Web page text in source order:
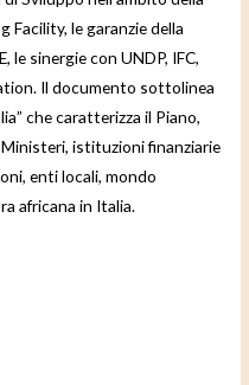
Facility, le garanzie della
le sinergie con UNDP, IFC,
Il documento sottolinea
che caratterizza il Piano,
istituzioni finanziarie
enti locali, mondo
africana in Italia.